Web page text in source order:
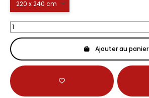
Ajouter au panier